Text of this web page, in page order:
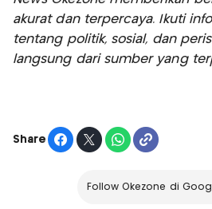
akurat dan terpercaya. Ikuti
tentang politik, sosial, dan
langsung dari sumber yang
Share
Follow Okezone di